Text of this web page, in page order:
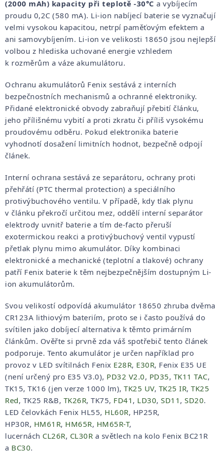
(2000 mAh) kapacity při teplotě -30°C a vybíjecím
proudu 0,2C (580 mA). Li-ion nabíjecí baterie se vyznačují
velmi vysokou kapacitou, netrpí paměťovým efektem a
ani samovybíjením. Li-ion ve velikosti 18650 jsou nejlepší
volbou z hlediska uchované energie vzhledem
k rozměrům a váze akumulátoru.
Ochranu akumulátorů Fenix sestává z interních
bezpečnostních mechanismů a ochranné elektroniky.
Přidané elektronické obvody zabraňují přebití článku,
jeho přílišnému vybití a proti zkratu či příliš vysokému
proudovému odběru. Pokud elektronika baterie
vyhodnotí dosažení limitních hodnot, bezpečně odpojí
článek.
Interní ochrana sestává ze separátoru, ochrany proti
přehřátí (PTC thermal protection) a speciálního
protivýbuchového ventilu. V případě, kdy tlak plynu
v článku překročí určitou mez, oddělí interní separátor
elektrody uvnitř baterie a tím de-facto přeruší
exotermickou reakci a protivýbuchový ventil vypustí
přetlak plynu mimo akumulátor. Díky kombinaci
elektronické a mechanické (teplotní a tlakové) ochrany
patří Fenix baterie k těm nejbezpečnějším dostupným Li-
ion akumulátorům.
Svou velikostí odpovídá akumulátor 18650 zhruba dvěma
CR123A lithiovým bateriím, proto se i často používá do
svítilen jako dobíjecí alternativa k těmto primárním
článkům. Ověřte si prvně zda váš spotřebič tento článek
podporuje. Tento akumulátor je určen například pro
provoz v LED svítilnách Fenix E28R, E30R, Fenix E35 UE
(není určený pro E35 V3.0), PD32 V2.0, PD35, TK11 TAC,
TK15, TK16 (jen verze 1000 lm), TK25 UV, TK25 IR, TK25
Red, TK25 R&B, TK26R, TK75, FD41 , LD30, SD11 , SD20.
LED čelovkách Fenix HL55, HL60R, HP25R,
HP30R, HM61R, HM65R, HM65R-T,
lucernách CL26R, CL30R a světlech na kolo Fenix BC21R
a BC30.